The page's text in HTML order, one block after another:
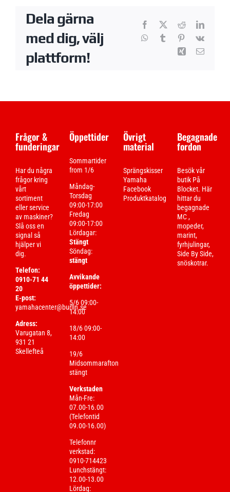
Dela gärna
med dig, välj
plattform!
Facebook Reddit
WhatsApp
Tumblr Pinterest
Vk
Xing E-
Frågor &
funderingar
Har du några
frågor kring
vårt
sortiment
eller service
av maskiner?
Slå oss en
signal så
hjälper vi
dig.
Telefon:
0910-71 44
20
E-post:
yamahacenter@burlin.se
Adress:
Varugatan 8,
931 21
Skellefteå
Öppettider
Sommartider
from 1/6
Måndag-
Torsdag
09:00-17:00
Fredag
09:00-17:00
Lördagar:
Stängt
Söndag:
stängt
Avvikande
öppettider:
5/6 09:00-
14:00
18/6 09:00-
14:00
19/6
Midsommarafton
stängt
Verkstaden
Mån-Fre:
07.00-16.00
(Telefontid
09.00-16.00)
Telefonnr
verkstad:
0910-714423
Lunchstängt:
12.00-13.00
Lördag:
Övrigt
material
Sprängskisser
Yamaha
Facebook
Produktkatalog
Begagnade
fordon
Besök vår
butik På
Blocket. Här
hittar du
begagnade
MC ,
mopeder,
marint,
fyrhjulingar,
Side By Side,
snöskotrar.